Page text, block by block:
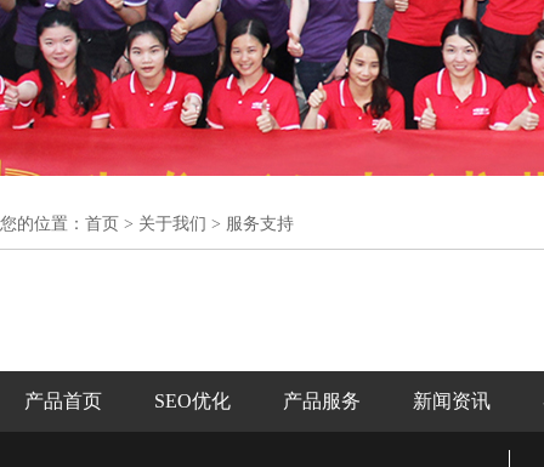
您的位置： 首页 > 关于我们 > 服务支持
产品首页 SEO优化 产品服务 新闻资讯